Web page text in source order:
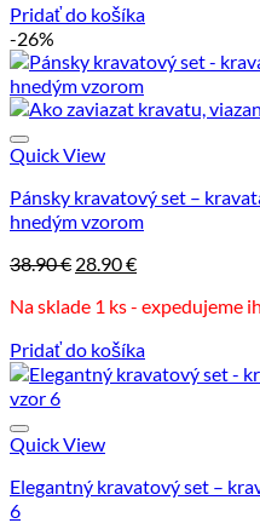
Pridať do košíka
-26%
Quick View
Pánsky kravatový set –
hnedým vzorom
38.90€ Pôvodná
bola:
28.90€Aktuálna
je:
Na sklade 1 ks - expedujeme
Pridať do košíka
Quick View
Elegantný kravatový set –
6